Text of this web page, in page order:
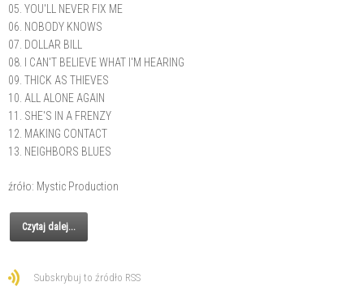
05. YOU'LL NEVER FIX ME
06. NOBODY KNOWS
07. DOLLAR BILL
08. I CAN'T BELIEVE WHAT I'M HEARING
09. THICK AS THIEVES
10. ALL ALONE AGAIN
11. SHE'S IN A FRENZY
12. MAKING CONTACT
13. NEIGHBORS BLUES
źróło: Mystic Production
Czytaj dalej...
Subskrybuj to źródło RSS